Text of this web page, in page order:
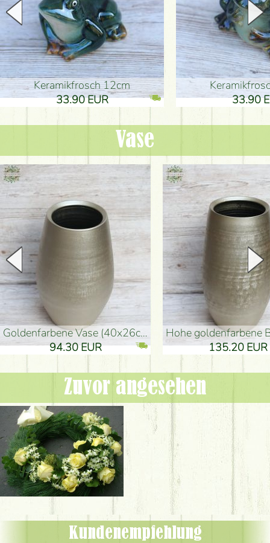
Keramikfrosch 12cm
33.90 EUR
33.90
Vase
goldenfarbene Vase (40x26cm)
94.30 EUR
hohe goldenfarbene
135.20 EUR
Zuvor angesehen
Kundenempfehlung